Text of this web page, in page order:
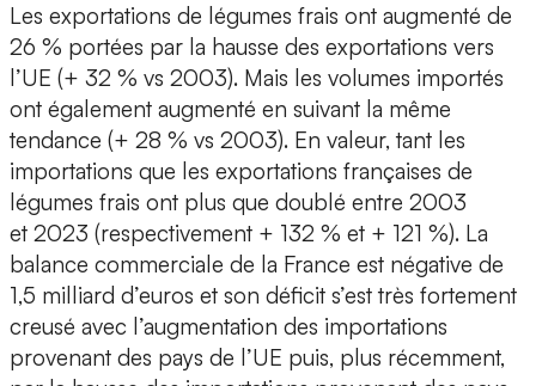
Les exportations de légumes frais ont augmenté de
26 % portées par la hausse des exportations vers
l’UE (+ 32 % vs 2003). Mais les volumes importés
ont également augmenté en suivant la même
tendance (+ 28 % vs 2003). En valeur, tant les
importations que les exportations françaises de
légumes frais ont plus que doublé entre 2003
et 2023 (respectivement + 132 % et + 121 %). La
balance commerciale de la France est négative de
1,5 milliard d’euros et son déficit s’est très fortement
creusé avec l’augmentation des importations
provenant des pays de l’UE puis, plus récemment,